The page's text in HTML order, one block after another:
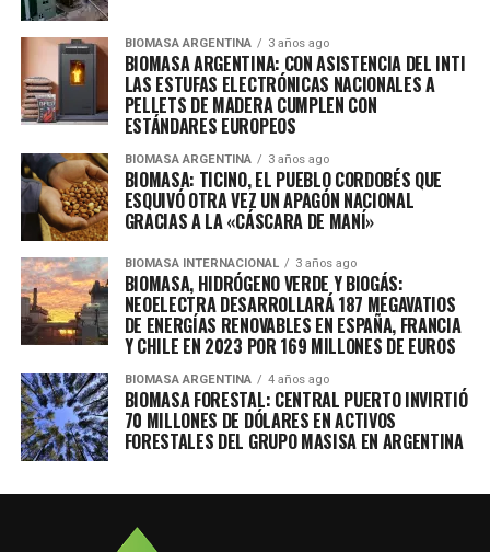
BIOMASA ARGENTINA 3 años ago
BIOMASA ARGENTINA: CON ASISTENCIA DEL INTI
LAS ESTUFAS ELECTRÓNICAS NACIONALES A
PELLETS DE MADERA CUMPLEN CON
ESTÁNDARES EUROPEOS
BIOMASA ARGENTINA 3 años ago
BIOMASA: TICINO, EL PUEBLO CORDOBÉS QUE
ESQUIVÓ OTRA VEZ UN APAGÓN NACIONAL
GRACIAS A LA «CÁSCARA DE MANÍ»
BIOMASA INTERNACIONAL 3 años ago
BIOMASA, HIDRÓGENO VERDE Y BIOGÁS:
NEOELECTRA DESARROLLARÁ 187 MEGAVATIOS
DE ENERGÍAS RENOVABLES EN ESPAÑA, FRANCIA
Y CHILE EN 2023 POR 169 MILLONES DE EUROS
BIOMASA ARGENTINA 4 años ago
BIOMASA FORESTAL: CENTRAL PUERTO INVIRTIÓ
70 MILLONES DE DÓLARES EN ACTIVOS
FORESTALES DEL GRUPO MASISA EN ARGENTINA